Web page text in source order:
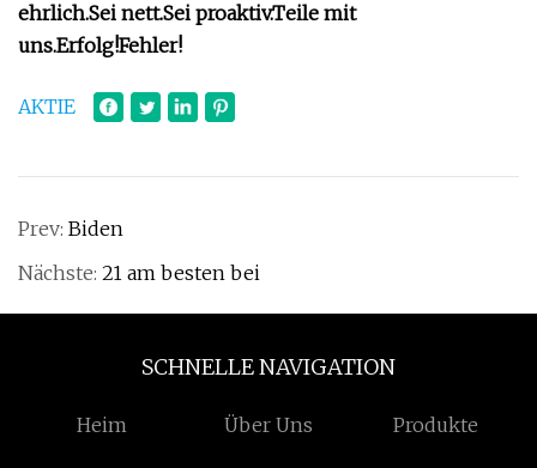
ehrlich.Sei nett.Sei proaktiv.Teile mit
uns.Erfolg!Fehler!
AKTIE
Prev: Biden
Nächste: 21 am besten bei
SCHNELLE NAVIGATION
Heim Über Uns Produkte